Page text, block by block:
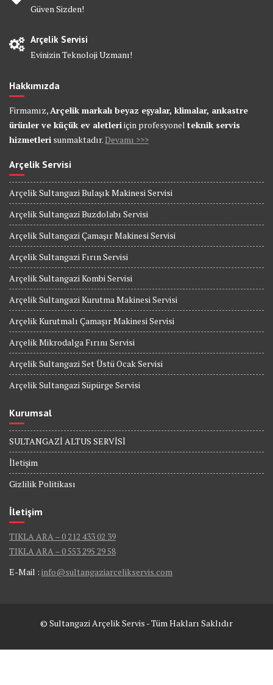
Güven Sizden!
Arçelik Servisi
Evinizin Teknoloji Uzmanı!
Hakkımızda
Firmamız, Arçelik markalı beyaz eşyalar, klimalar, ankastre
ürünler ve küçük ev aletleriiçin profesyonel teknik servis
hizmetleri sunmaktadır. Devamı >>>
Arçelik Servisi
Arçelik Sultangazi Bulaşık Makinesi Servisi
Arçelik Sultangazi Buzdolabı Servisi
Arçelik Sultangazi Çamaşır Makinesi Servisi
Arçelik Sultangazi Fırın Servisi
Arçelik Sultangazi Kombi Servisi
Arçelik Sultangazi Kurutma Makinesi Servisi
Arçelik Kurutmalı Çamaşır Makinesi Servisi
Arçelik Mikrodalga Fırını Servisi
Arçelik Sultangazi Set Üstü Ocak Servisi
Arçelik Sultangazi Süpürge Servisi
Kurumsal
SULTANGAZİ ALTUS SERVİSİ
İletişim
Gizlilik Politikası
İletişim
TIKLA ARA – 0 212 433 02 39
TIKLA ARA – 0 553 295 29 58
E-Mail : info@sultangaziarcelikservis.com
© Sultangazi Arçelik Servis - Tüm Hakları Saklıdır